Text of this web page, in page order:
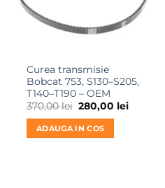
Curea transmisie
Bobcat 753, S130–S205,
T140–T190 – OEM
370,00lei Prețul
inițial
a
fost:
370,00 lei.
280,00 leiPrețul
ADAUGA IN COS